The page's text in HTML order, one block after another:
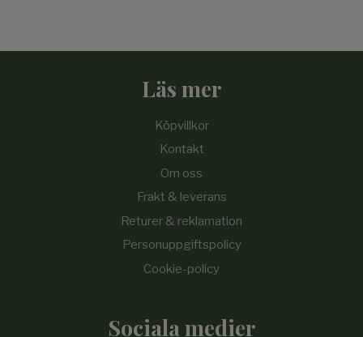
Läs mer
Köpvillkor
Kontakt
Om oss
Frakt & leverans
Returer & reklamation
Personuppgiftspolicy
Cookie-policy
Sociala medier